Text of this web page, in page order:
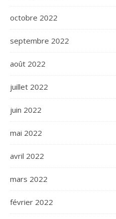
octobre 2022
septembre 2022
août 2022
juillet 2022
juin 2022
mai 2022
avril 2022
mars 2022
février 2022